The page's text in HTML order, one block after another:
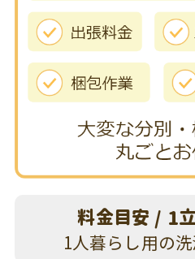
料金目安 / 1立
1人暮らし用の